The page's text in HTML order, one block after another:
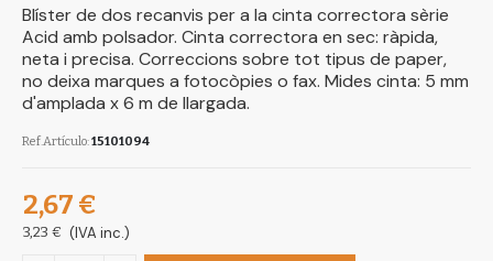
Blíster de dos recanvis per a la cinta correctora sèrie
Acid amb polsador. Cinta correctora en sec: ràpida,
neta i precisa. Correccions sobre tot tipus de paper,
no deixa marques a fotocòpies o fax. Mides cinta: 5 mm
d'amplada x 6 m de llargada.
Ref.Artículo 15101094
2,67 €
3,23 € (IVA inc.)